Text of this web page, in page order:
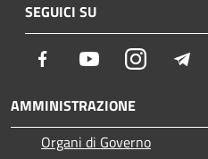
SEGUICI SU
Facebook YoutubeInstagram
AMMINISTRAZIONE
Organi di Governo